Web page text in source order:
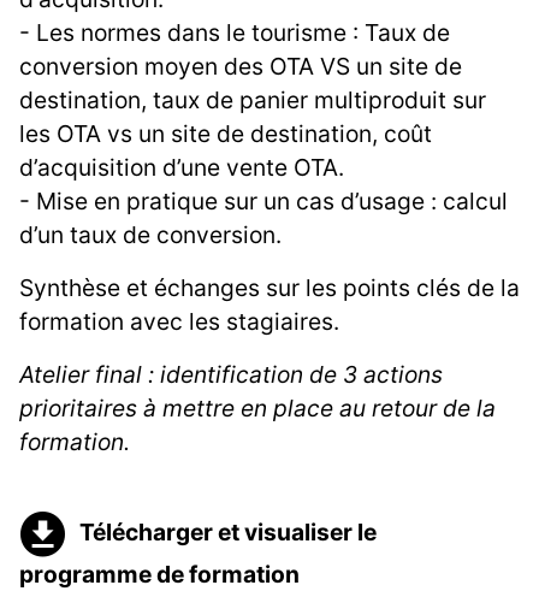
- Les normes dans le tourisme : Taux de
conversion moyen des OTA VS un site de
destination, taux de panier multiproduit sur
les OTA vs un site de destination, coût
d’acquisition d’une vente OTA.
- Mise en pratique sur un cas d’usage : calcul
d’un taux de conversion.
Synthèse et échanges sur les points clés de la
formation avec les stagiaires.
Atelier final : identification de 3 actions
prioritaires à mettre en place au retour de la
formation.
Télécharger et visualiser le
programme de formation